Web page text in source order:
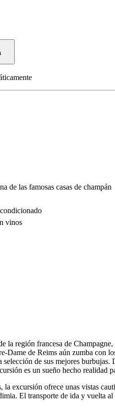
de las famosas casas de champán
vinos
la región francesa de
de Reims aún zumba con
de sus mejores
es un sueño hecho realidad
excursión ofrece unas vistas
El transporte de ida y